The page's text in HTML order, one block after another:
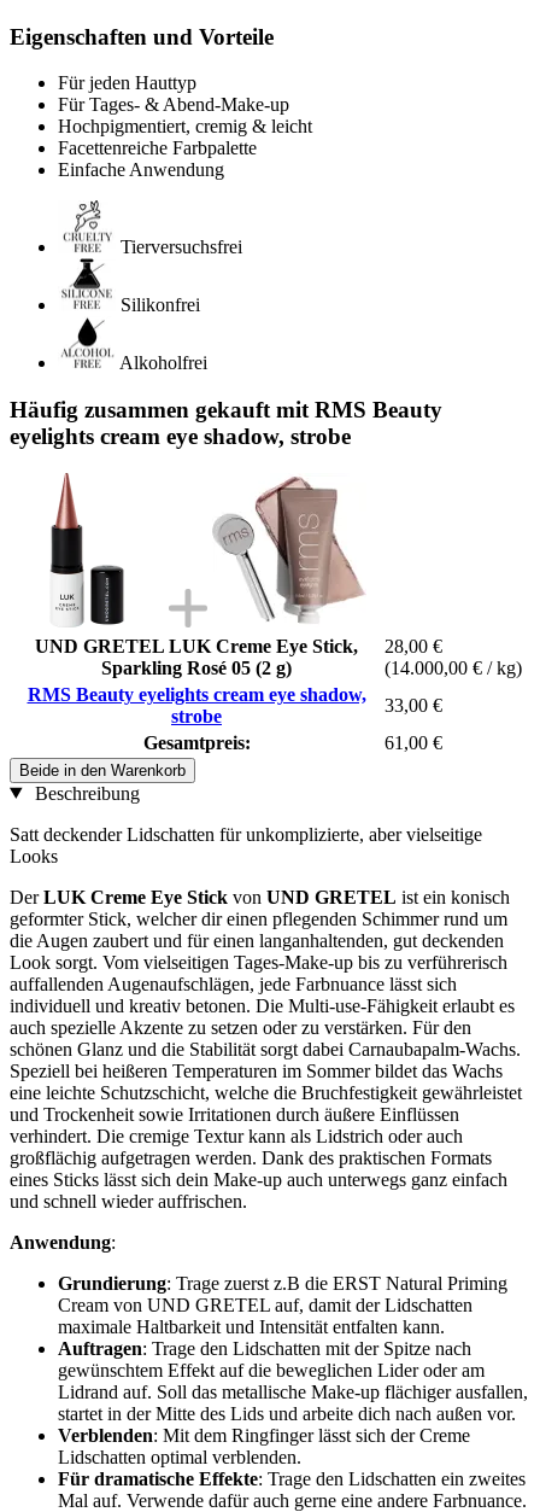
Eigenschaften und Vorteile
Für jeden Hauttyp
Für Tages- & Abend-Make-up
Hochpigmentiert, cremig & leicht
Facettenreiche Farbpalette
Einfache Anwendung
Tierversuchsfrei
Silikonfrei
Alkoholfrei
Häufig zusammen gekauft mit RMS Beauty
eyelights cream eye shadow, strobe
UND GRETEL LUK Creme Eye Stick,
Sparkling Rosé 05 (2 g)
28,00 €
(14.000,00 € / kg)
RMS Beauty eyelights cream eye shadow,
strobe
33,00 €
Gesamtpreis:
61,00 €
Beide in den Warenkorb
Beschreibung
Satt deckender Lidschatten für unkomplizierte, aber vielseitige
Looks
DerLUK Creme Eye Stick von UND GRETEL ist ein konisch
geformter Stick, welcher dir einen pflegenden Schimmer rund um
die Augen zaubert und für einen langanhaltenden, gut deckenden
Look sorgt. Vom vielseitigen Tages-Make-up bis zu verführerisch
auffallenden Augenaufschlägen, jede Farbnuance lässt sich
individuell und kreativ betonen. Die Multi-use-Fähigkeit erlaubt es
auch spezielle Akzente zu setzen oder zu verstärken. Für den
schönen Glanz und die Stabilität sorgt dabei Carnaubapalm-Wachs.
Speziell bei heißeren Temperaturen im Sommer bildet das Wachs
eine leichte Schutzschicht, welche die Bruchfestigkeit gewährleistet
und Trockenheit sowie Irritationen durch äußere Einflüssen
verhindert. Die cremige Textur kann als Lidstrich oder auch
großflächig aufgetragen werden. Dank des praktischen Formats
eines Sticks lässt sich dein Make-up auch unterwegs ganz einfach
und schnell wieder auffrischen.
Anwendung:
Grundierung: Trage zuerst z.B die ERST Natural Priming
Cream von UND GRETEL auf, damit der Lidschatten
maximale Haltbarkeit und Intensität entfalten kann.
Auftragen: Trage den Lidschatten mit der Spitze nach
gewünschtem Effekt auf die beweglichen Lider oder am
Lidrand auf. Soll das metallische Make-up flächiger ausfallen,
startet in der Mitte des Lids und arbeite dich nach außen vor.
Verblenden: Mit dem Ringfinger lässt sich der Creme
Lidschatten optimal verblenden.
Für dramatische Effekte: Trage den Lidschatten ein zweites
Mal auf. Verwende dafür auch gerne eine andere Farbnuance.